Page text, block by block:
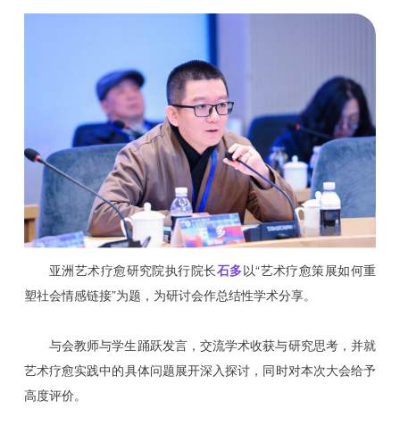
亚洲艺术疗愈研究院执行院长石多以“艺术疗愈策展如何重
塑社会情感链接”为题，为研讨会作总结性学术分享。
与会教师与学生踊跃发言，交流学术收获与研究思考，并就
艺术疗愈实践中的具体问题展开深入探讨，同时对本次大会给予
高度评价。